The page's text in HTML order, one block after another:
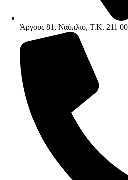
Άργους 81, Ναύπλιο, Τ.Κ. 211 00